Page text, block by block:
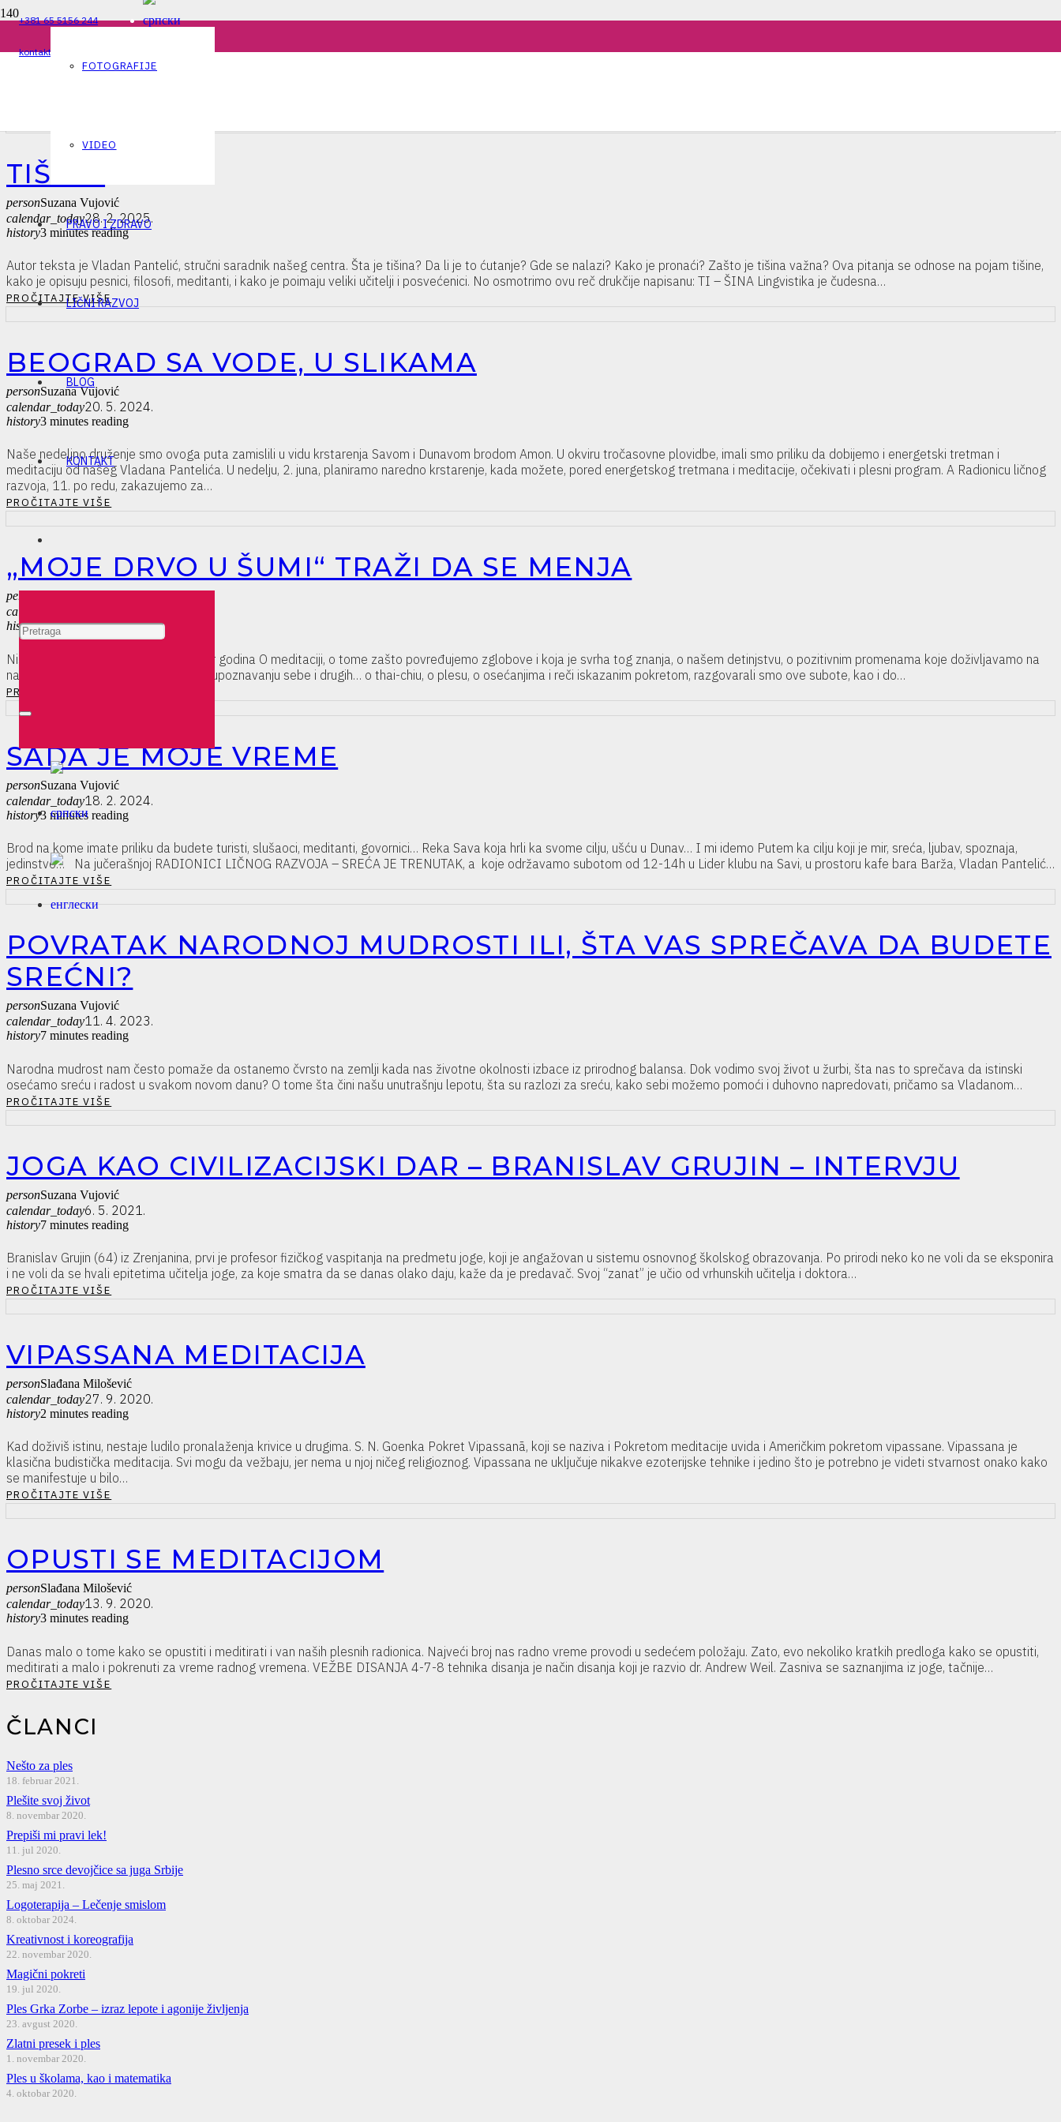
+381 65 5156 244
kontakt@plesigrad.rs
FOTOGRAFIJE
VIDEO
PRAVO I ZDRAVO
LIČNI RAZVOJ
BLOG
KONTAKT
TIŠINA
personSuzana Vujović
calendar_today28. 2. 2025.
history3 minutes reading
Autor teksta je Vladan Pantelić, stručni saradnik našeg centra. Šta je tišina? Da li je to ćutanje? Gde se nalazi? Kako je pronaći? Zašto je tišina važna? Ova pitanja se odnose na pojam tišine,
kako je opisuju pesnici, filosofi, meditanti, i kako je poimaju veliki učitelji i posvećenici. No osmotrimo ovu reč drukčije napisanu: TI – ŠINA Lingvistika je čudesna…
PROČITAJTE VIŠE
BEOGRAD SA VODE, U SLIKAMA
personSuzana Vujović
calendar_today20. 5. 2024.
history3 minutes reading
Naše nedeljno druženje smo ovoga puta zamislili u vidu krstarenja Savom i Dunavom brodom Amon. U okviru tročasovne plovidbe, imali smo priliku da dobijemo i energetski tretman i
meditaciju od našeg Vladana Pantelića. U nedelju, 2. juna, planiramo naredno krstarenje, kada možete, pored energetskog tretmana i meditacije, očekivati i plesni program. A Radionicu ličnog
razvoja, 11. po redu, zakazujemo za…
PROČITAJTE VIŠE
„MOJE DRVO U ŠUMI“ TRAŽI DA SE MENJA
person
calendar_today
history3 minutes reading
Nisam isti od juče, a kamoli od pre par godina O meditaciji, o tome zašto povređujemo zglobove i koja je svrha tog znanja, o našem detinjstvu, o pozitivnim promenama koje doživljavamo na
našim Radionicama, o svrsi i životu, o upoznavanju sebe i drugih… o thai-chiu, o plesu, o osećanjima i reči iskazanim pokretom, razgovarali smo ove subote, kao i do…
PROČITAJTE VIŠE
SADA JE MOJE VREME
personSuzana Vujović
calendar_today18. 2. 2024.
history3 minutes reading
Brod na kome imate priliku da budete turisti, slušaoci, meditanti, govornici… Reka Sava koja hrli ka svome cilju, ušću u Dunav… I mi idemo Putem ka cilju koji je mir, sreća, ljubav, spoznaja,
jedinstvo… Na jučerašnjoj RADIONICI LIČNOG RAZVOJA – SREĆA JE TRENUTAK, a koje održavamo subotom od 12-14h u Lider klubu na Savi, u prostoru kafe bara Barža, Vladan Pantelić…
PROČITAJTE VIŠE
POVRATAK NARODNOJ MUDROSTI ILI, ŠTA VAS SPREČAVA DA BUDETE
SREĆNI?
personSuzana Vujović
calendar_today11. 4. 2023.
history7 minutes reading
Narodna mudrost nam često pomaže da ostanemo čvrsto na zemlji kada nas životne okolnosti izbace iz prirodnog balansa. Dok vodimo svoj život u žurbi, šta nas to sprečava da istinski
osećamo sreću i radost u svakom novom danu? O tome šta čini našu unutrašnju lepotu, šta su razlozi za sreću, kako sebi možemo pomoći i duhovno napredovati, pričamo sa Vladanom…
PROČITAJTE VIŠE
JOGA KAO CIVILIZACIJSKI DAR – BRANISLAV GRUJIN – INTERVJU
personSuzana Vujović
calendar_today6. 5. 2021.
history7 minutes reading
Branislav Grujin (64) iz Zrenjanina, prvi je profesor fizičkog vaspitanja na predmetu joge, koji je angažovan u sistemu osnovnog školskog obrazovanja. Po prirodi neko ko ne voli da se eksponira
i ne voli da se hvali epitetima učitelja joge, za koje smatra da se danas olako daju, kaže da je predavač. Svoj “zanat” je učio od vrhunskih učitelja i doktora…
PROČITAJTE VIŠE
VIPASSANA MEDITACIJA
personSlađana Milošević
calendar_today27. 9. 2020.
history2 minutes reading
Kad doživiš istinu, nestaje ludilo pronalaženja krivice u drugima. S. N. Goenka Pokret Vipassanā, koji se naziva i Pokretom meditacije uvida i Američkim pokretom vipassane. Vipassana je
klasična budistička meditacija. Svi mogu da vežbaju, jer nema u njoj ničeg religioznog. Vipassana ne uključuje nikakve ezoterijske tehnike i jedino što je potrebno je videti stvarnost onako kako
se manifestuje u bilo…
PROČITAJTE VIŠE
OPUSTI SE MEDITACIJOM
personSlađana Milošević
calendar_today13. 9. 2020.
history3 minutes reading
Danas malo o tome kako se opustiti i meditirati i van naših plesnih radionica. Najveći broj nas radno vreme provodi u sedećem položaju. Zato, evo nekoliko kratkih predloga kako se opustiti,
meditirati a malo i pokrenuti za vreme radnog vremena. VEŽBE DISANJA 4-7-8 tehnika disanja je način disanja koji je razvio dr. Andrew Weil. Zasniva se saznanjima iz joge, tačnije…
PROČITAJTE VIŠE
ČLANCI
Nešto za ples
18. februar 2021.
Plešite svoj život
8. novembar 2020.
Prepiši mi pravi lek!
11. jul 2020.
Plesno srce devojčice sa juga Srbije
25. maj 2021.
Logoterapija – Lečenje smislom
8. oktobar 2024.
Kreativnost i koreografija
22. novembar 2020.
Magični pokreti
19. jul 2020.
Ples Grka Zorbe – izraz lepote i agonije življenja
23. avgust 2020.
Zlatni presek i ples
1. novembar 2020.
Ples u školama, kao i matematika
4. oktobar 2020.